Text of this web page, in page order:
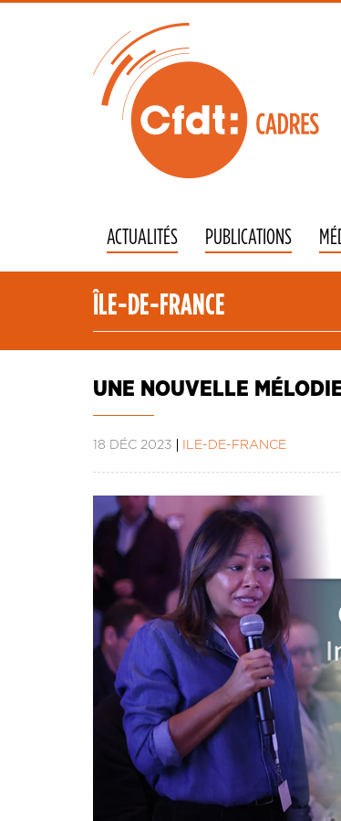
ACTUALITÉS PUBLICATIONS
ÎLE-DE-FRANCE
UNE NOUVELLE
18 DÉC 2023 ÎLE-DE-FRANCE